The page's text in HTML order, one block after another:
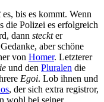
es, bis es kommt. Wenn
die Polizei es erfolgreich
dann steckter
aber schöne
von Homer. Letzterer
und den Pluralen die
Egoi. Lob ihnen und
, der sich extra registror,